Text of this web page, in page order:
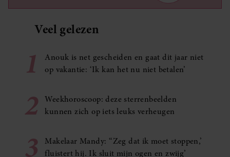
Veel gelezen
1
Anouk is net gescheiden en gaat dit jaar niet
op vakantie: ‘Ik kan het nu niet betalen’
2
Weekhoroscoop: deze sterrenbeelden
kunnen zich op iets leuks verheugen
3
Makelaar Mandy: ‘‘Zeg dat ik moet stoppen,’
fluistert hij. Ik sluit mijn ogen en zwijg’